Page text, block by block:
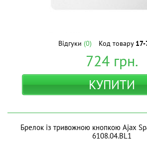
Відгуки (0) Код товару
724грн.
КУПИТИ
Брелок із тривожною кнопкою Ajax
6108.04.BL1